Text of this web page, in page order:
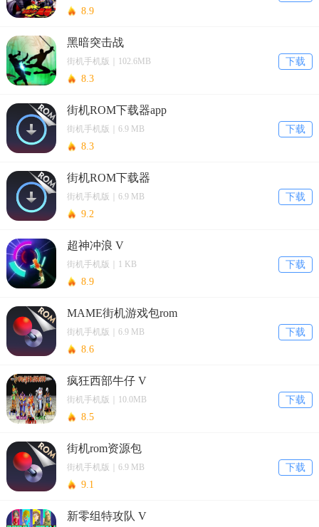
8.9
黑暗突击战
下载
街机手机版｜102.6MB
8.3
街机ROM下载器app
下载
街机手机版｜6.9 MB
8.3
街机ROM下载器
下载
街机手机版｜6.9 MB
9.2
超神冲浪 V
下载
街机手机版｜1 KB
8.9
MAME街机游戏包rom
下载
街机手机版｜6.9 MB
8.6
疯狂西部牛仔 V
下载
街机手机版｜10.0MB
8.5
街机rom资源包
下载
街机手机版｜6.9 MB
9.1
新零组特攻队 V